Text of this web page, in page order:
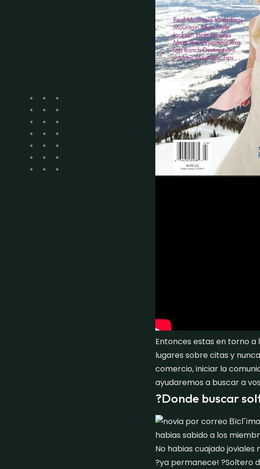
Entonces estas en torno a
lugares sobre citas y
comercio, iniciar la
ayudaremos a buscar a
?Donde buscar
habias sabido a los
No habias cuajado
?ya permanece! ?Soltero